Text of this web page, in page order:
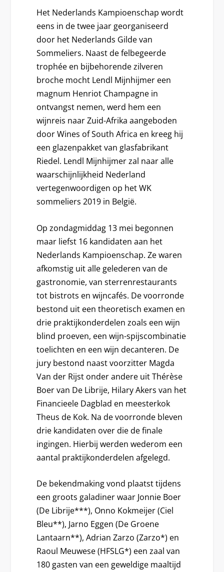
Het Nederlands Kampioenschap wordt
eens in de twee jaar georganiseerd
door het Nederlands Gilde van
Sommeliers. Naast de felbegeerde
trophée en bijbehorende zilveren
broche mocht Lendl Mijnhijmer een
magnum Henriot Champagne in
ontvangst nemen, werd hem een
wijnreis naar Zuid-Afrika aangeboden
door Wines of South Africa en kreeg hij
een glazenpakket van glasfabrikant
Riedel. Lendl Mijnhijmer zal naar alle
waarschijnlijkheid Nederland
vertegenwoordigen op het WK
sommeliers 2019 in België.
Op zondagmiddag 13 mei begonnen
maar liefst 16 kandidaten aan het
Nederlands Kampioenschap. Ze waren
afkomstig uit alle gelederen van de
gastronomie, van sterrenrestaurants
tot bistrots en wijncafés. De voorronde
bestond uit een theoretisch examen en
drie praktijkonderdelen zoals een wijn
blind proeven, een wijn-spijscombinatie
toelichten en een wijn decanteren. De
jury bestond naast voorzitter Magda
Van der Rijst onder andere uit Thérèse
Boer van De Librije, Hilary Akers van het
Financieele Dagblad en meesterkok
Theus de Kok. Na de voorronde bleven
drie kandidaten over die de finale
ingingen. Hierbij werden wederom een
aantal praktijkonderdelen afgelegd.
De bekendmaking vond plaatst tijdens
een groots galadiner waar Jonnie Boer
(De Librije***), Onno Kokmeijer (Ciel
Bleu**), Jarno Eggen (De Groene
Lantaarn**), Adrian Zarzo (Zarzo*) en
Raoul Meuwese (HFSLG*) een zaal van
180 gasten van een geweldige maaltijd